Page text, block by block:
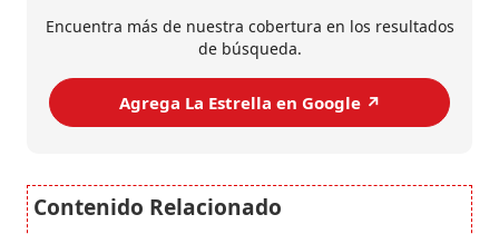
Encuentra más de nuestra cobertura en los resultados
de búsqueda.
Agrega La Estrella en Google ↗️